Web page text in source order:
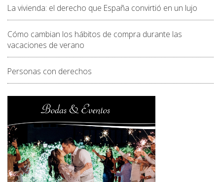
La vivienda: el derecho que España convirtió en un lujo
Cómo cambian los hábitos de compra durante las
vacaciones de verano
Personas con derechos